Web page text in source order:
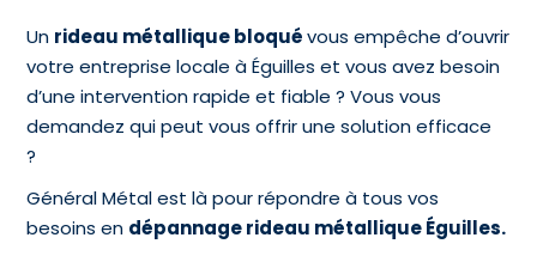
Un rideau métallique bloquévous empêche d’ouvrir
votre entreprise locale à Éguilles et vous avez besoin
d’une intervention rapide et fiable ? Vous vous
demandez qui peut vous offrir une solution efficace
?
Général Métal est là pour répondre à tous vos
besoins en dépannage rideau métallique Éguilles.